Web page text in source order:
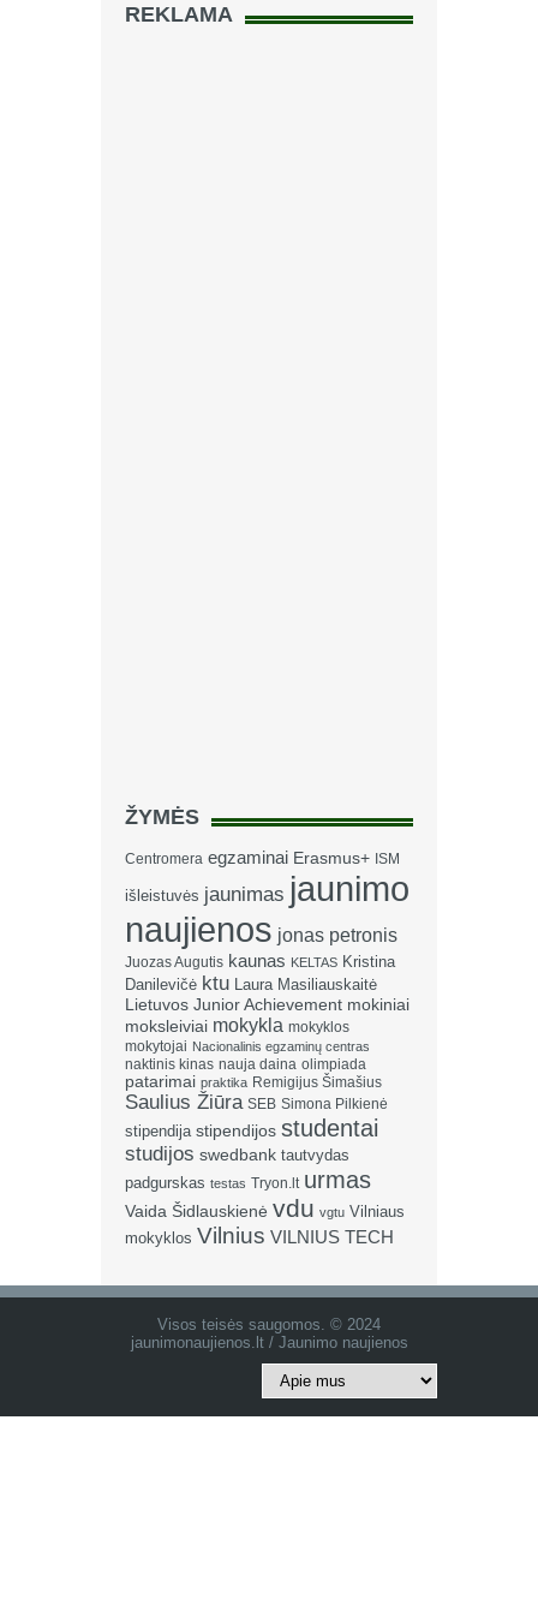
REKLAMA
ŽYMĖS
Centromera egzaminai Erasmus+ ISM
išleistuvės jaunimas jaunimo
naujienos jonas petronis
Juozas Augutis kaunas KELTAS Kristina
Danilevičė ktu
Laura Masiliauskaitė
Lietuvos Junior Achievement mokiniai
moksleiviai mokykla mokyklos
mokytojai Nacionalinis egzaminų centras
naktinis kinas nauja daina olimpiada
patarimai praktika Remigijus Šimašius
Saulius Žiūra SEB Simona Pilkienė
stipendija stipendijos studentai
studijos swedbank tautvydas
padgurskas testas Tryon.lt urmas
Vaida Šidlauskienė vdu vgtu Vilniaus
mokyklos Vilnius VILNIUS TECH
Visos teisės saugomos. © 2024
jaunimonaujienos.lt / Jaunimo naujienos